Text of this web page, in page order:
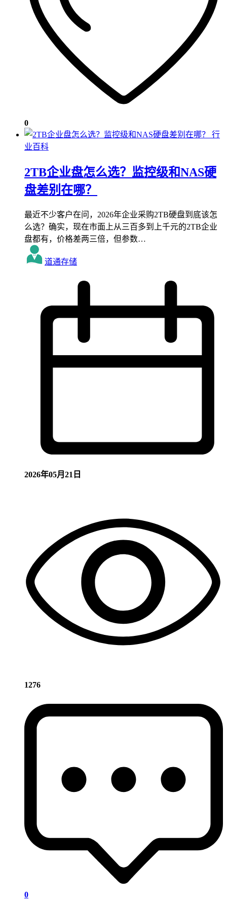
0
行
业百科
2TB企业盘怎么选？监控级和NAS硬
盘差别在哪？
最近不少客户在问，2026年企业采购2TB硬盘到底该怎
么选？确实，现在市面上从三百多到上千元的2TB企业
盘都有，价格差两三倍，但参数…
道通存储
2026年05月21日
1276
0